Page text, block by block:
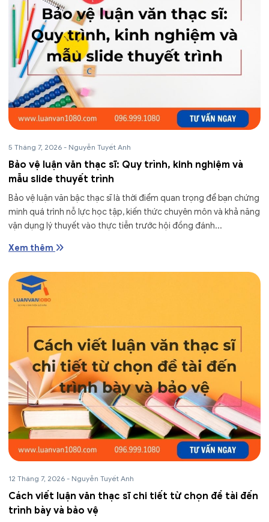
5 Tháng 7, 2026 - Nguyễn Tuyết Anh
Bảo vệ luận văn thạc sĩ: Quy trình, kinh nghiệm và
mẫu slide thuyết trình
Bảo vệ luận văn bậc thạc sĩ là thời điểm quan trọng để bạn chứng
minh quá trình nỗ lực học tập, kiến thức chuyên môn và khả năng
vận dụng lý thuyết vào thực tiễn trước hội đồng đánh...
Xem thêm
12 Tháng 7, 2026 - Nguyễn Tuyết Anh
Cách viết luận văn thạc sĩ chi tiết từ chọn đề tài đến
trình bày và bảo vệ